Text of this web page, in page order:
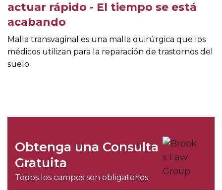
actuar rápido - El tiempo se está
acabando
Malla transvaginal es una malla quirúrgica que los
médicos utilizan para la reparación de trastornos del
suelo
Obtenga una Consulta
Gratuita
Todos los campos son obligatorios.